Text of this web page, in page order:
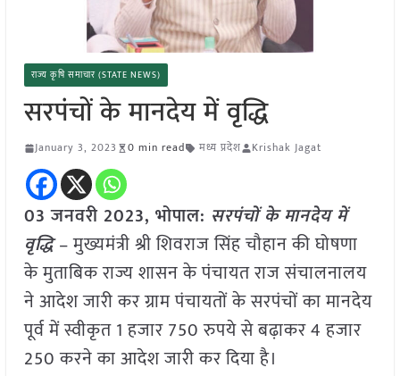
राज्य कृषि समाचार (STATE NEWS)
सरपंचों के मानदेय में वृद्धि
January 3, 2023 0 min read मध्य प्रदेश Krishak Jagat
03 जनवरी 2023, भोपाल: सरपंचों के मानदेय में
वृद्धि– मुख्यमंत्री श्री शिवराज सिंह चौहान की घोषणा
के मुताबिक राज्य शासन के पंचायत राज संचालनालय
ने आदेश जारी कर ग्राम पंचायतों के सरपंचों का मानदेय
पूर्व में स्वीकृत 1 हजार 750 रुपये से बढ़ाकर 4 हजार
250 करने का आदेश जारी कर दिया है।